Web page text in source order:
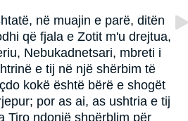
në muajin e parë, ditën
që fjala e Zotit m'u drejtua,
Nebukadnetsari, mbreti i
e tij në një shërbim të
kokë është bërë e shogët
por as ai, as ushtria e tij
Tiro ndonjë shpërblim për